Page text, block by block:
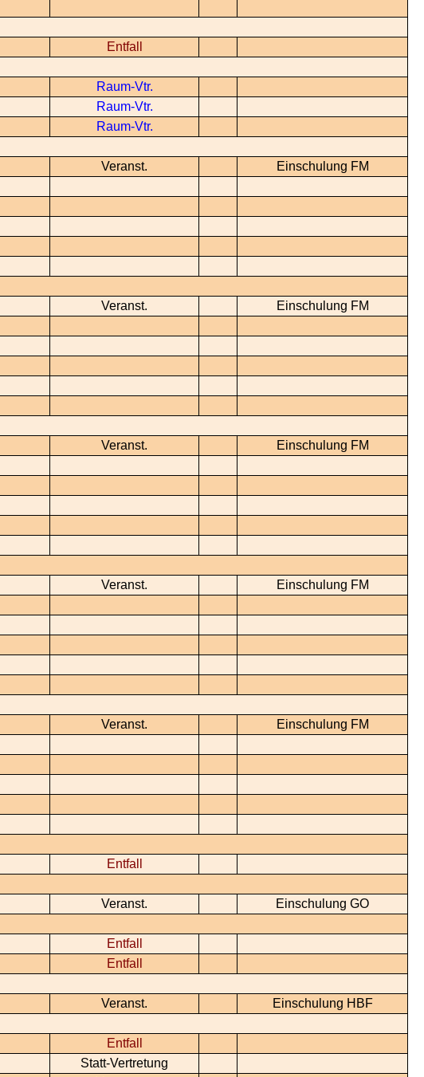
Entfall
Raum-Vtr.
Raum-Vtr.
Raum-Vtr.
Veranst.
Einschulung FM
Veranst.
Einschulung FM
Veranst.
Einschulung FM
Veranst.
Einschulung FM
Veranst.
Einschulung FM
Entfall
Veranst.
Einschulung GO
Entfall
Entfall
Veranst.
Einschulung HBF
Entfall
Statt-Vertretung